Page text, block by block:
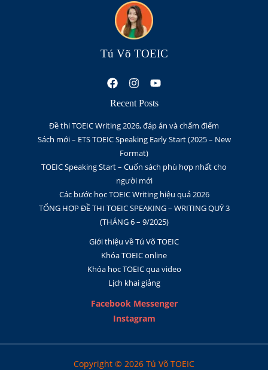
Tú Võ TOEIC
Recent Posts
Đề thi TOEIC Writing 2026, đáp án và chấm điểm
Sách mới – ETS TOEIC Speaking Early Start (2025 – New
Format)
TOEIC Speaking Start – Cuốn sách phù hợp nhất cho
người mới
Các bước học TOEIC Writing hiệu quả 2026
TỔNG HỢP ĐỀ THI TOEIC SPEAKING – WRITING QUÝ 3
(THÁNG 6 – 9/2025)
Giới thiệu về Tú Võ TOEIC
Khóa TOEIC online
Khóa học TOEIC qua video
Lịch khai giảng
Facebook Messenger
Instagram
Copyright © 2026 Tú Võ TOEIC